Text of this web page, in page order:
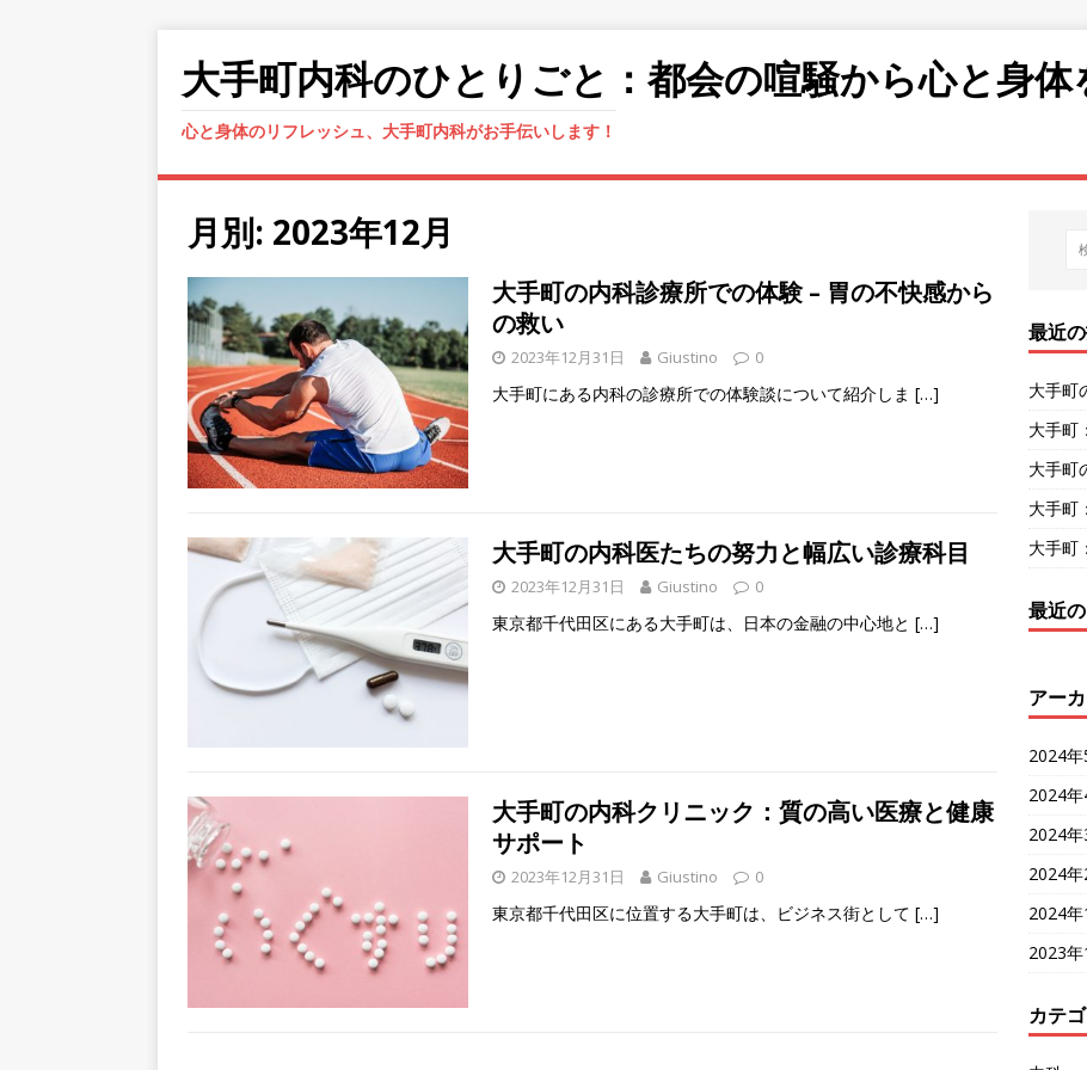
大手町内科のひとりごと：都会の喧騒から心と身体
心と身体のリフレッシュ、大手町内科がお手伝いします！
月別: 2023年12月
大手町の内科診療所での体験 – 胃の不快感から
の救い
2023年12月31日 Giustino 0
大手町にある内科の診療所での体験談について紹介しま […]
大手町の内科医たちの努力と幅広い診療科目
2023年12月31日 Giustino 0
東京都千代田区にある大手町は、日本の金融の中心地と […]
大手町の内科クリニック：質の高い医療と健康
サポート
2023年12月31日 Giustino 0
東京都千代田区に位置する大手町は、ビジネス街として […]
最近
大手町
大手町
大手町
大手町
大手町
最近
アー
2024年
2024年
2024年
2024年
2024年
2023年
カテ